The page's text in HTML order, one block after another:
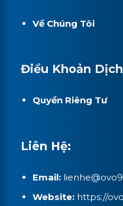
Về Chúng Tôi
Điều Khoản
Quyền Riêng Tư
Liên Hệ:
Email:
Website: https://